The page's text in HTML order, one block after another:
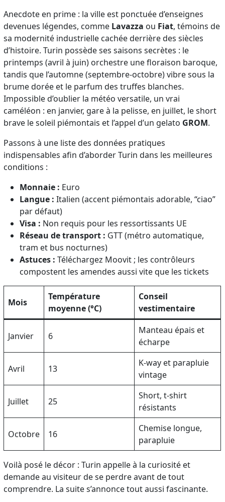
Anecdote en prime : la ville est ponctuée d’enseignes
devenues légendes, comme Lavazza ou Fiat, témoins de
sa modernité industrielle cachée derrière des siècles
d’histoire. Turin possède ses saisons secrètes : le
printemps (avril à juin) orchestre une floraison baroque,
tandis que l’automne (septembre-octobre) vibre sous la
brume dorée et le parfum des truffes blanches.
Impossible d’oublier la météo versatile, un vrai
caméléon : en janvier, gare à la pelisse, en juillet, le short
brave le soleil piémontais et l’appel d’un gelato GROM.
Passons à une liste des données pratiques
indispensables afin d’aborder Turin dans les meilleures
conditions :
Monnaie : Euro
Langue : Italien (accent piémontais adorable, “ciao”
par défaut)
Visa : Non requis pour les ressortissants UE
Réseau de transport : GTT (métro automatique,
tram et bus nocturnes)
Astuces : Téléchargez Moovit ; les contrôleurs
compostent les amendes aussi vite que les tickets
Mois
Température
moyenne (°C)
Conseil
vestimentaire
Janvier 6
Manteau épais et
écharpe
Avril 13
K-way et parapluie
vintage
Juillet 25
Short, t-shirt
résistants
Octobre 16
Chemise longue,
parapluie
Voilà posé le décor : Turin appelle à la curiosité et
demande au visiteur de se perdre avant de tout
comprendre. La suite s’annonce tout aussi fascinante.